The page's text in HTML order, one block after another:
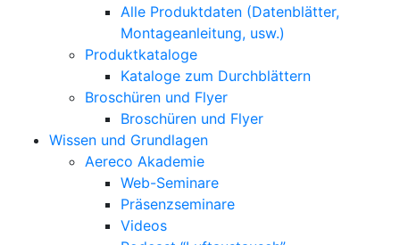
Alle Produktdaten (Datenblätter,
Montageanleitung, usw.)
Produktkataloge
Kataloge zum Durchblättern
Broschüren und Flyer
Broschüren und Flyer
Wissen und Grundlagen
Aereco Akademie
Web-Seminare
Präsenzseminare
Videos